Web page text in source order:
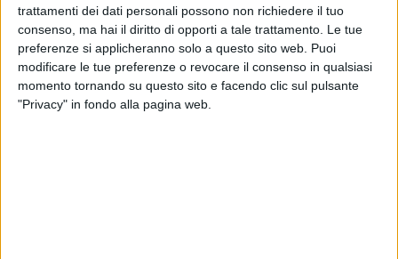
trattamenti dei dati personali possono non richiedere il tuo
consenso, ma hai il diritto di opporti a tale trattamento. Le tue
preferenze si applicheranno solo a questo sito web. Puoi
modificare le tue preferenze o revocare il consenso in qualsiasi
momento tornando su questo sito e facendo clic sul pulsante
"Privacy" in fondo alla pagina web.
forme di convivenza tra consumo quotidiano e
intrattenimento serale.
Per la serata inaugurale il locale si presenta pronto ad
accogliere avventori curiosi e residenti: gli spazi interni sono
stati pensati per modulare atmosfere e servizi a seconda